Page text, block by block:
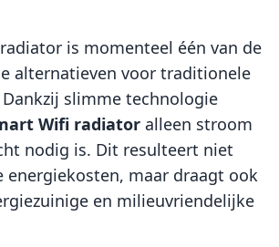
is momenteel één van de
alternatieven voor traditionele
slimme technologie
Wifi radiator alleen stroom
nodig is. Dit resulteert niet
energiekosten, maar draagt ook
en milieuvriendelijke